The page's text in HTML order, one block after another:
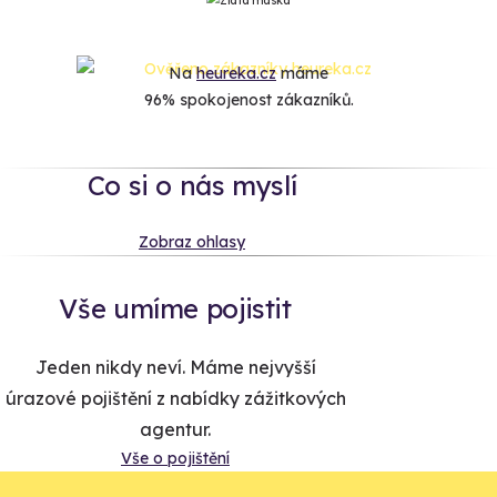
Naheureka.czmáme
96% spokojenost zákazníků.
Co si o nás myslí
Zobraz ohlasy
Vše umíme pojistit
Jeden nikdy neví. Máme nejvyšší
úrazové pojištění z nabídky zážitkových
agentur.
Vše o pojištění